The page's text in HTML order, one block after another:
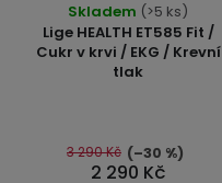
Lige HEALTH ET585 Fit /
Cukr v krvi / EKG / Krevní
tlak
hodnocení
produktu
je
5
Skladem (>5 ks)
2 290 Kč
3 290 Kč (–30 %)